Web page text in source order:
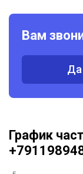
Вам
Да
График